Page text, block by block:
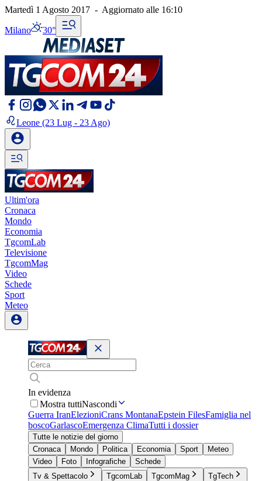
Martedì 1 Agosto 2017 - Aggiornato alle 16:10
Milano 30°
Leone (23 Lug - 23 Ago)
Ultim'ora
Cronaca
Mondo
Economia
TgcomLab
Televisione
TgcomMag
Video
Schede
Sport
Meteo
In evidenza
Mostra tuttiNascondi
Guerra IranElezioniCrans MontanaEpstein FilesFamiglia nel
boscoGarlascoEmergenza ClimaTutti i dossier
Tutte le notizie del giorno
Cronaca
Mondo Politica Economia Sport
Meteo
Video
Foto Infografiche
Schede
Tv & Spettacolo
TgcomLab TgcomMag
TgTech